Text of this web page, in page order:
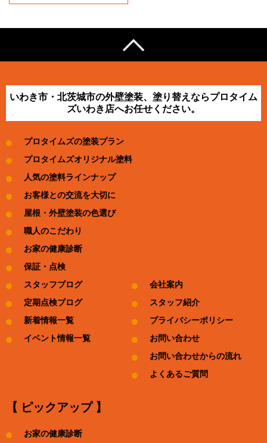
いわき市・北茨城市の外壁塗装、塗り替えならプロタイム
ズいわき店へお任せください。
プロタイムズの塗装プラン
プロタイムズオリジナル塗料
人気の塗料ラインナップ
お客様との交流を大切に
屋根・外壁塗装の色選び
職人のこだわり
お家の健康診断
保証・点検
スタッフブログ
定期点検ブログ
新着情報一覧
イベント情報一覧
会社案内
スタッフ紹介
プライバシーポリシー
お問い合わせ
お問い合わせからの流れ
よくあるご質問
【 ピックアップ 】
お家の健康診断